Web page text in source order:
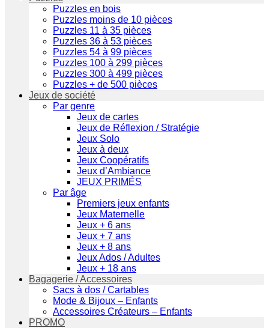
Puzzles en bois
Puzzles moins de 10 pièces
Puzzles 11 à 35 pièces
Puzzles 36 à 53 pièces
Puzzles 54 à 99 pièces
Puzzles 100 à 299 pièces
Puzzles 300 à 499 pièces
Puzzles + de 500 pièces
Jeux de société
Par genre
Jeux de cartes
Jeux de Réflexion / Stratégie
Jeux Solo
Jeux à deux
Jeux Coopératifs
Jeux d’Ambiance
JEUX PRIMÉS
Par âge
Premiers jeux enfants
Jeux Maternelle
Jeux + 6 ans
Jeux + 7 ans
Jeux + 8 ans
Jeux Ados / Adultes
Jeux + 18 ans
Bagagerie / Accessoires
Sacs à dos / Cartables
Mode & Bijoux – Enfants
Accessoires Créateurs – Enfants
PROMO